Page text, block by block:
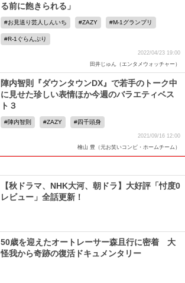
る前に飽きられる」
お見送り芸人しんいち ZAZY M-1グランプリ
R-1ぐらんぷり
2022/04/23 19:00
田井じゅん（エンタメウォッチャー）
陣内智則『ダウンタウンDX』で若手のトーク中
に見せた珍しい表情ほか今週のバラエティベス
ト３
陣内智則 ZAZY 四千頭身
2021/09/16 12:00
檜山 豊（元お笑いコンビ・ホームチーム）
【秋ドラマ、NHK大河、朝ドラ】大好評「忖度0
レビュー」全話更新！
50歳を迎えたオートレーサー森且行に密着 大
怪我から奇跡の復活ドキュメンタリー